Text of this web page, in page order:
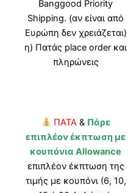
Banggood Priority
Shipping. (αν είναι από
Ευρώπη δεν χρειάζεται)
η) Πατάς place order και
πληρώνεις
ΠΑΤΑ & Πάρε
επιπλέον έκπτωση με
κουπόνια Allowance
επιπλέον έκπτωση της
τιμής με κουπόνι (6, 10,